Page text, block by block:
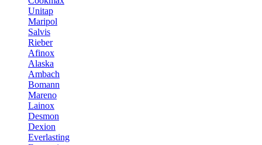
Unitap
Maripol
Salvis
Rieber
Afinox
Alaska
Ambach
Bomann
Mareno
Lainox
Desmon
Dexion
Everlasting